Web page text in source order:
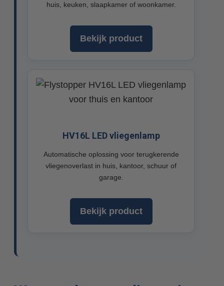
huis, keuken, slaapkamer of woonkamer.
Bekijk product
HV16L LED vliegenlamp
Automatische oplossing voor terugkerende
vliegenoverlast in huis, kantoor, schuur of
garage.
Bekijk product